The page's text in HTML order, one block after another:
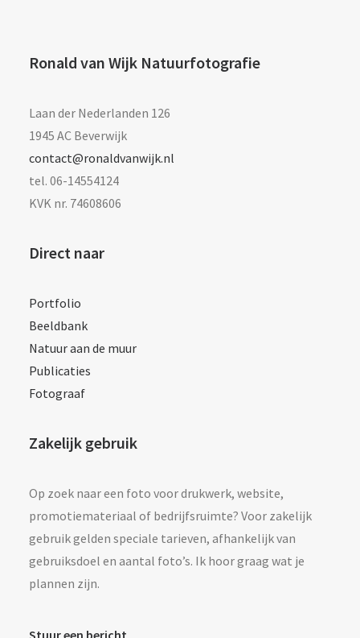
Ronald van Wijk Natuurfotografie
Laan der Nederlanden 126
1945 AC Beverwijk
contact@ronaldvanwijk.nl
tel. 06-14554124
KVK nr. 74608606
Direct naar
Portfolio
Beeldbank
Natuur aan de muur
Publicaties
Fotograaf
Zakelijk gebruik
Op zoek naar een foto voor drukwerk, website,
promotiemateriaal of bedrijfsruimte? Voor zakelijk
gebruik gelden speciale tarieven, afhankelijk van
gebruiksdoel en aantal foto’s. Ik hoor graag wat je
plannen zijn.
Stuur een bericht